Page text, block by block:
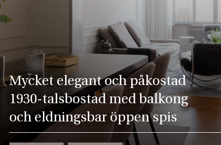
Mycket elegant och påkostad
1930-talsbostad med balkong
och eldningsbar öppen spis